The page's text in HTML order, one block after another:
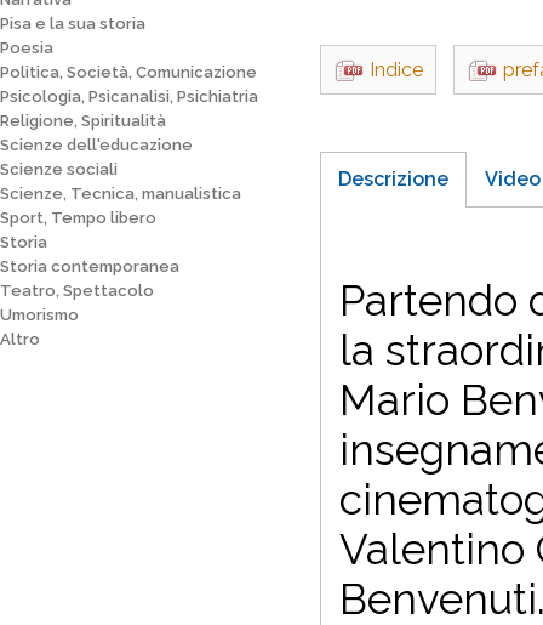
Pisa e la sua storia
Poesia
Politica, Società, Comunicazione
Psicologia, Psicanalisi, Psichiatria
Religione, Spiritualità
Scienze dell'educazione
Scienze sociali
Scienze, Tecnica, manualistica
Sport, Tempo libero
Storia
Storia contemporanea
Teatro, Spettacolo
Umorismo
Altro
Indice
Descrizione Video
Partendo
la
Mario
Valentino